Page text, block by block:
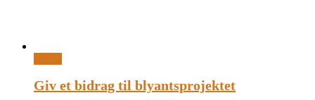
Giv et bidrag til blyantsprojektet